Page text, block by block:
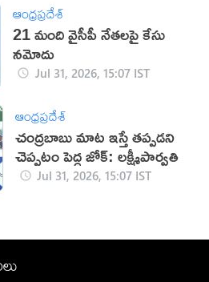
ఆంధ్రప్రదేశ్
21 మంది వైసీపీ నేతలపై కేసు
నమోదు
Jul 31, 2026, 15:07 IST
ఆంధ్రప్రదేశ్
చంద్రబాబు మాట ఇస్తే తప్పడని
చెప్పటం పెద్ద జోక్: లక్ష్మీపార్వతి
Jul 31, 2026, 15:07 IST